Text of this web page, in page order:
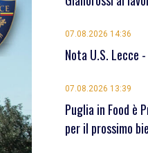
07.08.2026 14:36
Nota U.S. Lecce
07.08.2026 13:39
Puglia in Food è
per il prossimo